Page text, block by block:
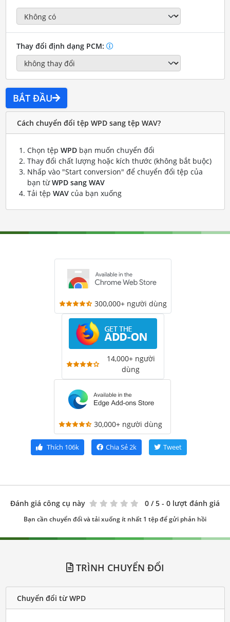
Thay đổi định dạng PCM:
BẮT ĐẦU
Cách chuyển đổi tệp WPD sang tệp WAV?
Chọn tệp WPDbạn muốn chuyển đổi
Thay đổi chất lượng hoặc kích thước (không bắt buộc)
Nhấp vào "Start conversion" để chuyển đổi tệp của
bạn từWPD sang WAV
Tải tệp WAVcủa bạn xuống
300,000+ người dùng
14,000+ người
dùng
30,000+ người dùng
Thích 106k Chia Sẻ2k Tweet
Đánh giá công cụ này 0 / 5 - 0 lượt đánh giá
Bạn cần chuyển đổi và tải xuống ít nhất 1 tệp để gửi phản hồi
TRÌNH CHUYỂN ĐỔI
Chuyển đổi từ WPD